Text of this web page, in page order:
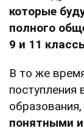
которые
полного
9 и 11
В то же
поступления
понятными